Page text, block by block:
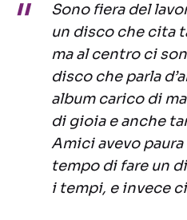
Sono fiera del
un disco che cita
ma al centro ci
disco che parla
album carico di
di gioia e anche
Amici avevo
tempo di fare un
i tempi, e invece